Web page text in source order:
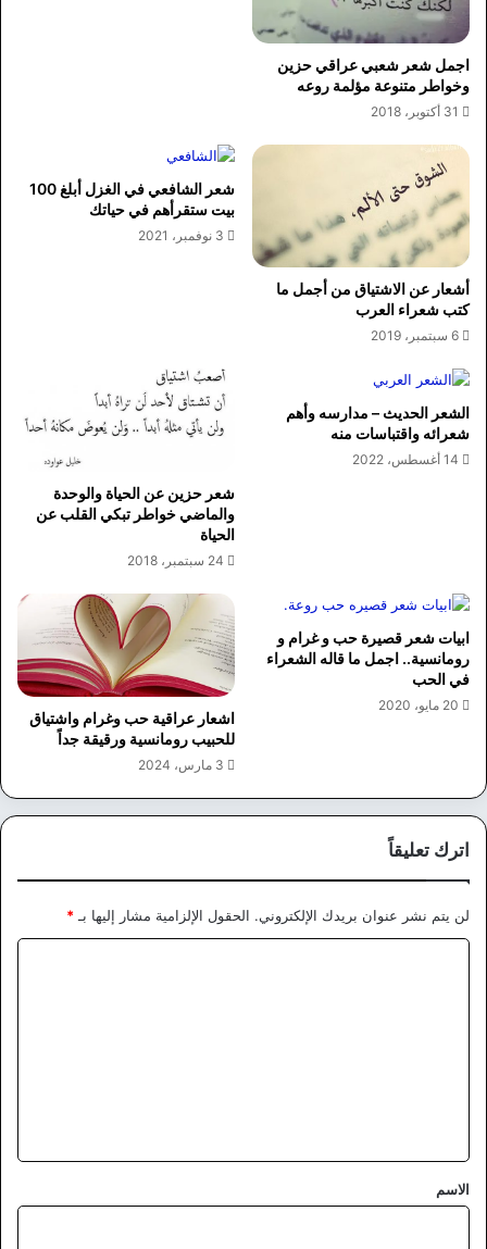
اجمل شعر شعبي عراقي حزين
وخواطر متنوعة مؤلمة روعه
31 أكتوبر، 2018
أشعار عن الاشتياق من أجمل ما
كتب شعراء العرب
6 سبتمبر، 2019
شعر الشافعي في الغزل أبلغ 100
بيت ستقرأهم في حياتك
3 نوفمبر، 2021
الشعر الحديث – مدارسه وأهم
شعرائه واقتباسات منه
14 أغسطس، 2022
شعر حزين عن الحياة والوحدة
والماضي خواطر تبكي القلب عن
الحياة
24 سبتمبر، 2018
ابيات شعر قصيرة حب و غرام و
رومانسية.. اجمل ما قاله الشعراء
في الحب
20 مايو، 2020
اشعار عراقية حب وغرام واشتياق
للحبيب رومانسية ورقيقة جداً
3 مارس، 2024
اترك تعليقاً
لن يتم نشر عنوان بريدك الإلكتروني. الحقول الإلزامية مشار إليها بـ*
*
الاسم